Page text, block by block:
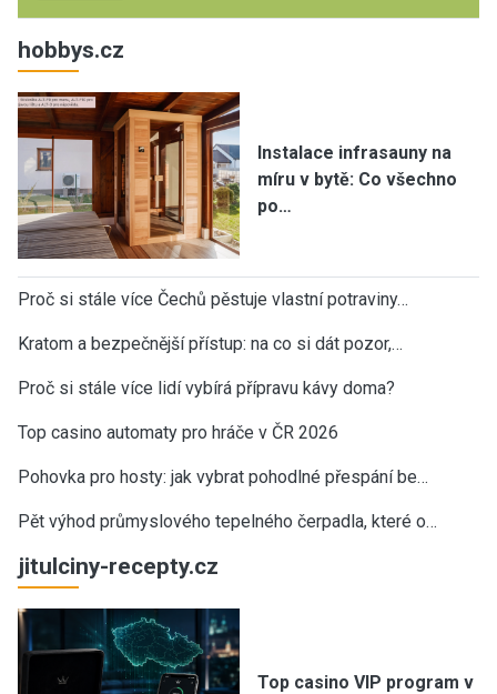
hobbys.cz
Instalace infrasauny na
míru v bytě: Co všechno
po…
Proč si stále více Čechů pěstuje vlastní potraviny…
Kratom a bezpečnější přístup: na co si dát pozor,…
Proč si stále více lidí vybírá přípravu kávy doma?
Top casino automaty pro hráče v ČR 2026
Pohovka pro hosty: jak vybrat pohodlné přespání be…
Pět výhod průmyslového tepelného čerpadla, které o…
jitulciny-recepty.cz
Top casino VIP program v